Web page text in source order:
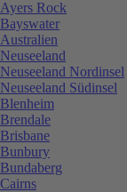
Ayers Rock
Bayswater
Australien
Neuseeland
Neuseeland Nordinsel
Neuseeland Südinsel
Blenheim
Brendale
Brisbane
Bunbury
Bundaberg
Cairns